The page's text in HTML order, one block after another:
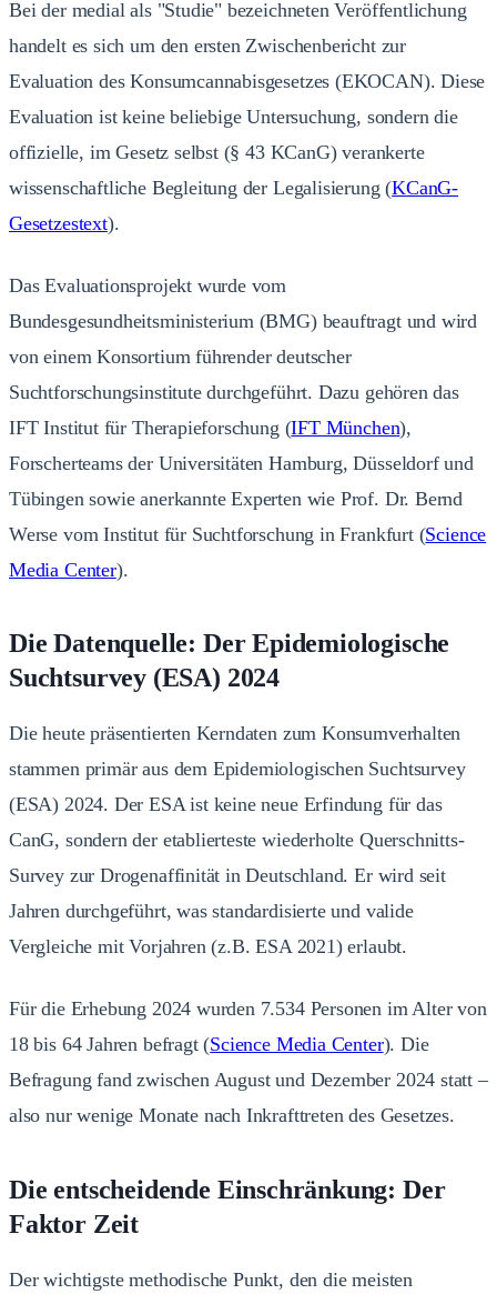
Bei der medial als "Studie" bezeichneten Veröffentlichung
handelt es sich um den ersten Zwischenbericht zur
Evaluation des Konsumcannabisgesetzes (EKOCAN). Diese
Evaluation ist keine beliebige Untersuchung, sondern die
offizielle, im Gesetz selbst (§ 43 KCanG) verankerte
wissenschaftliche Begleitung der Legalisierung (KCanG-
Gesetzestext).
Das Evaluationsprojekt wurde vom
Bundesgesundheitsministerium (BMG) beauftragt und wird
von einem Konsortium führender deutscher
Suchtforschungsinstitute durchgeführt. Dazu gehören das
IFT Institut für Therapieforschung (IFT München),
Forscherteams der Universitäten Hamburg, Düsseldorf und
Tübingen sowie anerkannte Experten wie Prof. Dr. Bernd
Werse vom Institut für Suchtforschung in Frankfurt (Science
Media Center).
Die Datenquelle: Der Epidemiologische
Suchtsurvey (ESA) 2024
Die heute präsentierten Kerndaten zum Konsumverhalten
stammen primär aus dem Epidemiologischen Suchtsurvey
(ESA) 2024. Der ESA ist keine neue Erfindung für das
CanG, sondern der etablierteste wiederholte Querschnitts-
Survey zur Drogenaffinität in Deutschland. Er wird seit
Jahren durchgeführt, was standardisierte und valide
Vergleiche mit Vorjahren (z.B. ESA 2021) erlaubt.
Für die Erhebung 2024 wurden 7.534 Personen im Alter von
18 bis 64 Jahren befragt (Science Media Center). Die
Befragung fand zwischen August und Dezember 2024 statt –
also nur wenige Monate nach Inkrafttreten des Gesetzes.
Die entscheidende Einschränkung: Der
Faktor Zeit
Der wichtigste methodische Punkt, den die meisten